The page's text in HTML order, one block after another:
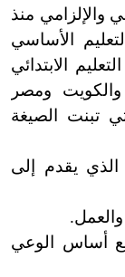
والإلزامي منذ
التعليم الأساسي
الابتدائي
والكويت ومصر
تبنت الصيغة
الذي يقدم إلى
أساس الوعي